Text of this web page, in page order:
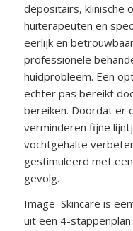
depositairs, klinische
huiterapeuten en
eerlijk en
professionele
huidprobleem. Een
echter pas bereikt
bereiken. Doordat er
verminderen fijne
vochtgehalte
gestimuleerd met
gevolg.
Image Skincare is
uit een 4-stappenplan: